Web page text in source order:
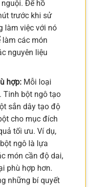
Để hồ
trước khi sử
làm việc với nó
làm các món
nguyên liệu
hợp:Mỗi loại
Tinh bột ngô tạo
sắn dây tạo độ
cho mục đích
tối ưu. Ví dụ,
ngô là lựa
món cần độ dai,
phù hợp hơn.
những bí quyết